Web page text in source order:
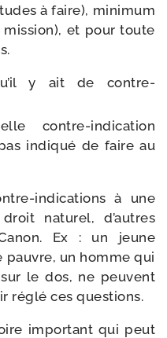
à faire), mini­mum
mis­sion), et pour toute
y ait de contre-
contre-​indication
indi­qué de faire au
​indications à une
natu­rel, d’autres
Ex : un jeune
un homme qui
le dos, ne peuvent
réglé ces questions.
impor­tant qui peut